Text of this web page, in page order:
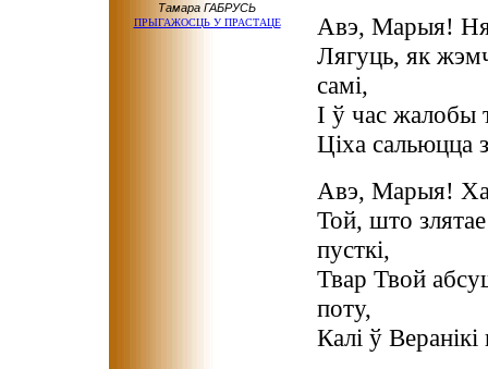
Тамара ГАБРУСЬ
ПРЫГАЖОСЦЬ У ПРАСТАЦЕ
Авэ, Марыя!
Лягуць, як
самі,
І ў час жалобы
Ціха сальюцца
Авэ, Марыя!
Той, што
пусткі,
Твар Твой
поту,
Калі ў Веранікі